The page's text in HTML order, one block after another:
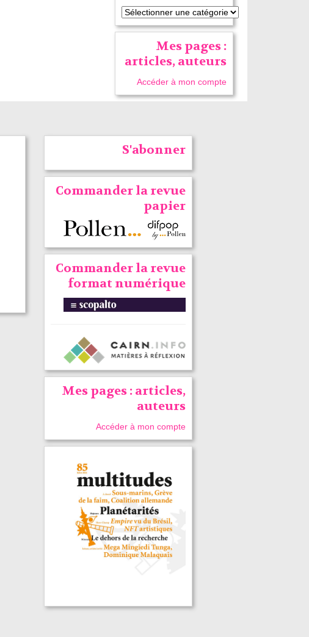
Mes pages :
articles, auteurs
Accéder à mon compte
S'abonner
Commander la revue
papier
Commander la revue
format numérique
Mes pages : articles,
auteurs
Accéder à mon compte